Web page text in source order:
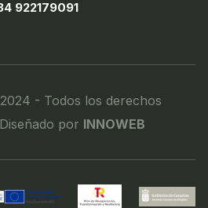
922179091
- Todos los derechos
por INNOWEB